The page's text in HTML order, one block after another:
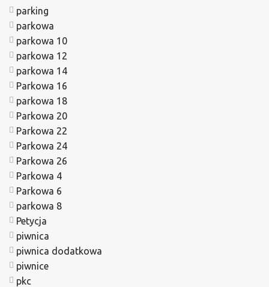
parking
parkowa
parkowa 10
parkowa 12
parkowa 14
Parkowa 16
parkowa 18
Parkowa 20
Parkowa 22
Parkowa 24
Parkowa 26
Parkowa 4
Parkowa 6
parkowa 8
Petycja
piwnica
piwnica dodatkowa
piwnice
pkc